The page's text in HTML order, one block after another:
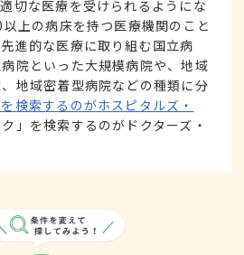
切な医療を受けられるようにな
上の病床を持つ医療機関のこと
進的な医療に取り組む国立病
院といった大規模病院や、地域
地域密着型病院などの種類に分
を検索するのがホスピタルズ・
」を検索するのがドクターズ・